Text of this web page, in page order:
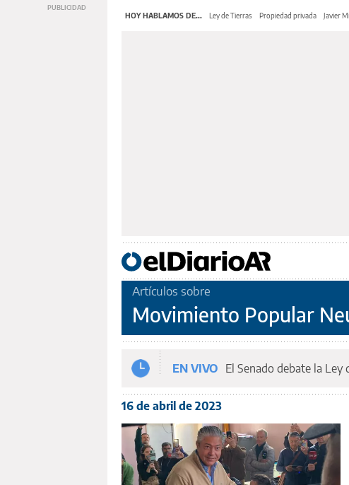
HOY HABLAMOS DE... Ley de Tierras Propiedad privada Javier
Artículos sobre
Movimiento Popular
EN VIVO El Senado debate la
16 de abril de 2023